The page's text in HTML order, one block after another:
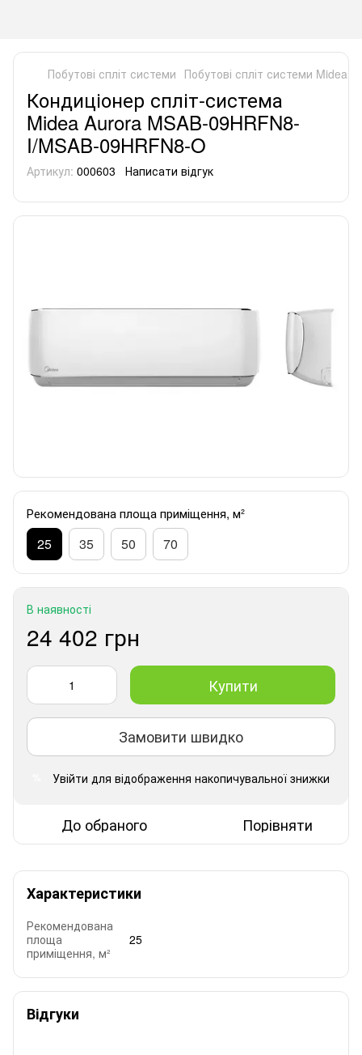
Побутові спліт системи Побутові спліт системи Midea
Кондиціонер спліт-система
Midea Aurora MSAB-09HRFN8-
I/MSAB-09HRFN8-O
Артикул: 000603 Написати відгук
Рекомендована площа приміщення, м²
25 35 50 70
В наявності
24 402 грн
Купити
Замовити швидко
Увійти для відображення накопичувальної знижки
До обраного Порівняти
Характеристики
Рекомендована
площа
приміщення, м²
25
Відгуки